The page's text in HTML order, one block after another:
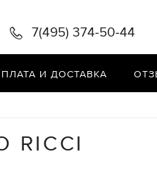
7(495) 374-50-44
И ДОСТАВКА
RICCI